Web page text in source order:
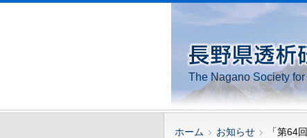
The Nagano Society
ホーム お知らせ 「第64